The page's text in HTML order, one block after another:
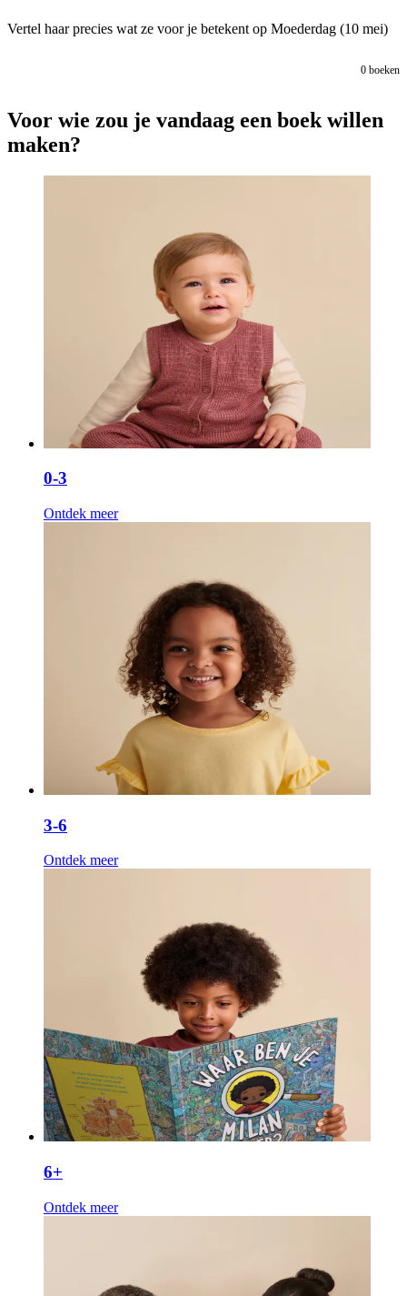
Vertel haar precies wat ze voor je betekent op Moederdag (10 mei)
0 boeken
Voor wie zou je vandaag een boek willen
maken?
0-3
Ontdek meer
3-6
Ontdek meer
6+
Ontdek meer